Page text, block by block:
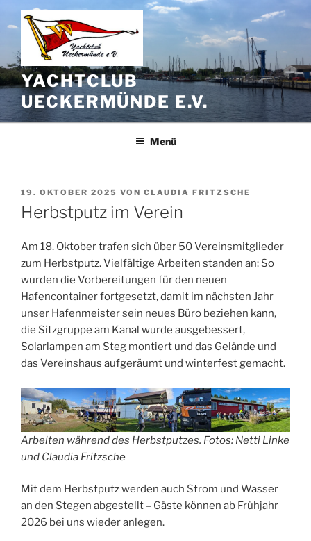
Zum
Inhalt
springen
YACHTCLUB
UECKERMÜNDE E.V.
Menü
VERÖFFENTLICHT
AM
19. OKTOBER 2025 VON CLAUDIA FRITZSCHE
Herbstputz im Verein
Am 18. Oktober trafen sich über 50 Vereinsmitglieder
zum Herbstputz. Vielfältige Arbeiten standen an: So
wurden die Vorbereitungen für den neuen
Hafencontainer fortgesetzt, damit im nächsten Jahr
unser Hafenmeister sein neues Büro beziehen kann,
die Sitzgruppe am Kanal wurde ausgebessert,
Solarlampen am Steg montiert und das Gelände und
das Vereinshaus aufgeräumt und winterfest gemacht.
Arbeiten während des Herbstputzes. Fotos: Netti Linke
und Claudia Fritzsche
Mit dem Herbstputz werden auch Strom und Wasser
an den Stegen abgestellt – Gäste können ab Frühjahr
2026 bei uns wieder anlegen.